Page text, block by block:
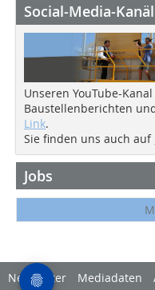
Social-Media-
Unseren YouTube-
Baustellenberichten
Link.
Sie finden uns auch auf
Jobs
Newsletter Mediadaten